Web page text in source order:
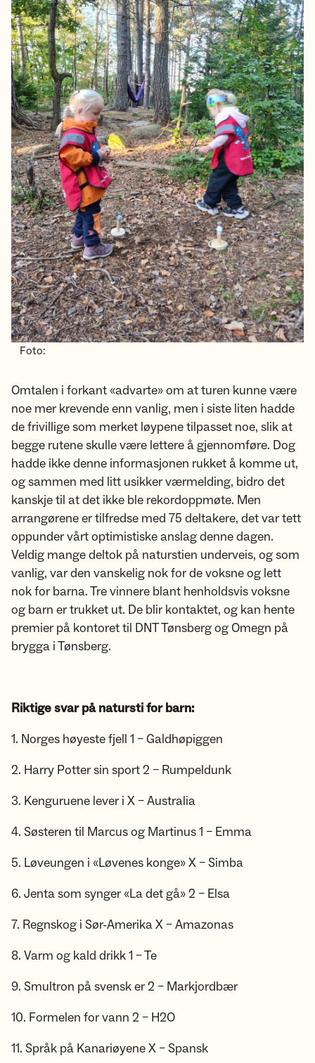
Foto:
Omtalen i forkant «advarte» om at turen kunne være
noe mer krevende enn vanlig, men i siste liten hadde
de frivillige som merket løypene tilpasset noe, slik at
begge rutene skulle være lettere å gjennomføre. Dog
hadde ikke denne informasjonen rukket å komme ut,
og sammen med litt usikker værmelding, bidro det
kanskje til at det ikke ble rekordoppmøte. Men
arrangørene er tilfredse med 75 deltakere, det var tett
oppunder vårt optimistiske anslag denne dagen.
Veldig mange deltok på naturstien underveis, og som
vanlig, var den vanskelig nok for de voksne og lett
nok for barna. Tre vinnere blant henholdsvis voksne
og barn er trukket ut. De blir kontaktet, og kan hente
premier på kontoret til DNT Tønsberg og Omegn på
brygga i Tønsberg.
Riktige svar på natursti for barn:
1. Norges høyeste fjell 1 – Galdhøpiggen
2. Harry Potter sin sport 2 – Rumpeldunk
3. Kenguruene lever i X – Australia
4. Søsteren til Marcus og Martinus 1 – Emma
5. Løveungen i «Løvenes konge» X – Simba
6. Jenta som synger «La det gå» 2 – Elsa
7. Regnskog i Sør-Amerika X – Amazonas
8. Varm og kald drikk 1 – Te
9. Smultron på svensk er 2 – Markjordbær
10. Formelen for vann 2 – H2O
11. Språk på Kanariøyene X – Spansk